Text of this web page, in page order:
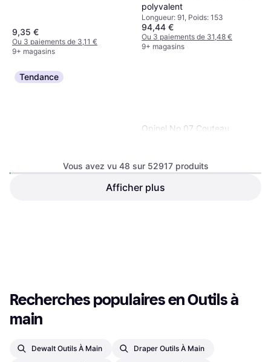
9,35 €
Ou 3 paiements de 3,11 €
9+ magasins
polyvalent
Longueur: 91, Poids: 153
94,44 €
Ou 3 paiements de 31,48 €
9+ magasins
Tendance
Bosch 2 607 019 504 46
Opinel No 07 Couteau
Vous avez vu 48 sur 52917 produits
Afficher plus
Recherches populaires en Outils à
main
Dewalt Outils À Main Draper Outils À Main